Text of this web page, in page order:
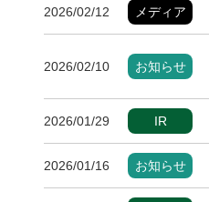
2026/02/12 メディア
2026/02/10 お知らせ
2026/01/29 IR
2026/01/16 お知らせ